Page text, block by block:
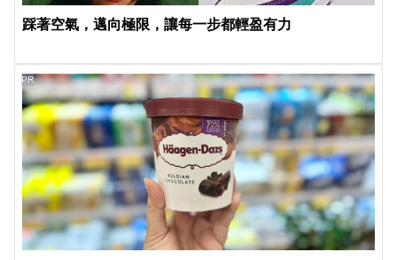
踩著空氣，邁向極限，讓每一步都輕盈有力
PR